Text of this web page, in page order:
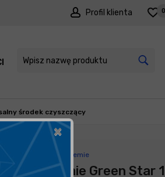
Profil klienta 0
PROMOCJE
środek czyszczący
Producent: Koch Chemie
Koch Chemie Green Star
×